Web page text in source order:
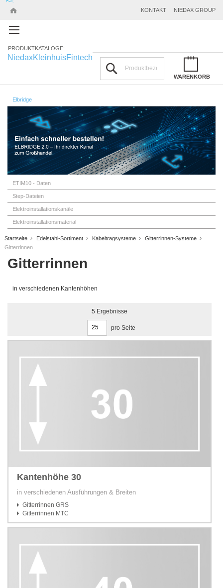
NIEDAX GROUP
KONTAKT
PRODUKTKATALOGE:
NiedaxKleinhuisFintech
WARENKORB
Elbridge
ETIM10 - Daten
Step-Dateien
Elektroinstallationskanäle
Elektroinstallationsmaterial
Startseite Edelstahl-Sortiment Kabeltragsysteme
Gitterrinnen-Systeme
Gitterrinnen
Gitterrinnen
in verschiedenen Kantenhöhen
5 Ergebnisse
pro Seite
Kantenhöhe 30
in verschiedenen Ausführungen & Breiten
Gitterrinnen GRS
Gitterrinnen MTC